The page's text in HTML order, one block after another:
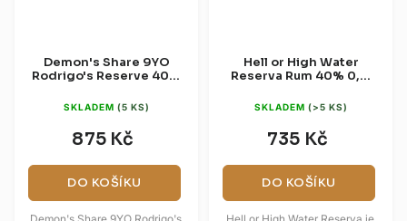
Demon's Share 9YO
Rodrigo's Reserve 40%
SKLADEM (5 KS)
875 Kč
DO KOŠÍKU
Hell or High Water
Reserva Rum 40% 0,7l
SKLADEM (>5 KS)
735 Kč
DO KOŠÍKU